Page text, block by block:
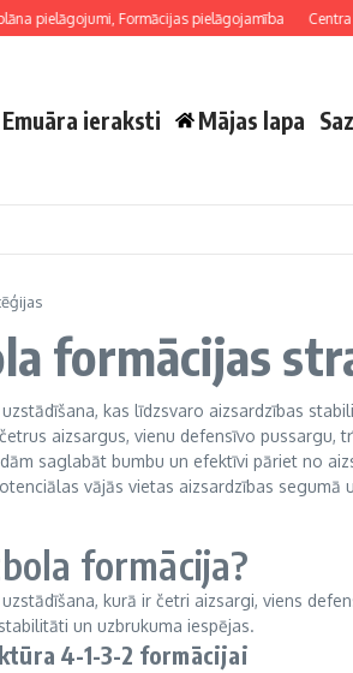
Formācijas pielāgojamība Centra
Emuāra ieraksti Mājas lapa
formācijas
kas līdzsvaro aizsardzības
aizsargus, vienu defensīvo pussargu,
saglabāt bumbu un efektīvi pāriet no
vājās vietas aizsardzības segumā
formācija?
kurā ir četri aizsargi, viens
un uzbrukuma iespējas.
4-1-3-2 formācijai